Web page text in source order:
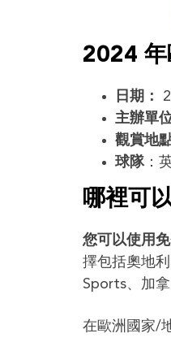
2024 年
日期：
主辦單
觀賞地
球隊：
哪裡可
您可以使用
擇包括奧地
Sports、加
在歐洲國家/